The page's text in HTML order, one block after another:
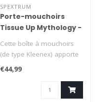
SPEXTRUM
Porte-mouchoirs
Tissue Up Mythology -
Artémis
Cette boîte à mouchoirs
(de type Kleenex) apporte
une touche de mythologie
€44,99